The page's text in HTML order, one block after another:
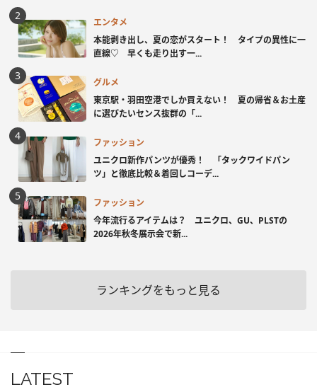
エンタメ
本能剥き出し、夏の恋がスタート！ タイプの異性に一
直線♡ 早くも走り出す一...
グルメ
東京駅・羽田空港でしか買えない！ 夏の帰省＆お土産
に選びたいセンス抜群の「...
ファッション
ユニクロ新作パンツが優秀！ 「タックワイドパン
ツ」と徹底比較＆着回しコーデ...
ファッション
今年流行るアイテムは？ ユニクロ、GU、PLSTの
2026年秋冬展示会で新...
ランキングをもっと見る
LATEST